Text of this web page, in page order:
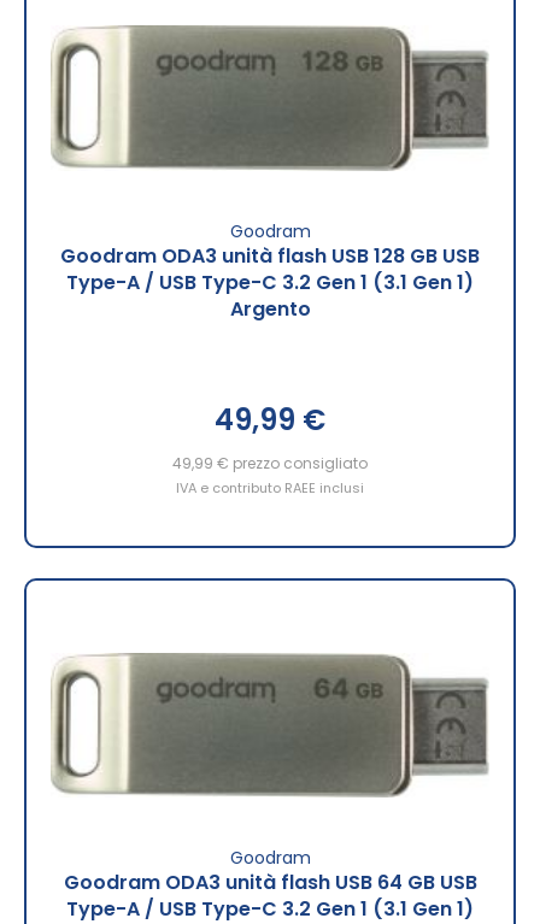
Goodram
Goodram ODA3 unità flash USB 128 GB USB
Type-A / USB Type-C 3.2 Gen 1 (3.1 Gen 1)
Argento
49,99 €
49,99 € prezzo consigliato
IVA e contributo RAEE inclusi
Goodram
Goodram ODA3 unità flash USB 64 GB USB
Type-A / USB Type-C 3.2 Gen 1 (3.1 Gen 1)